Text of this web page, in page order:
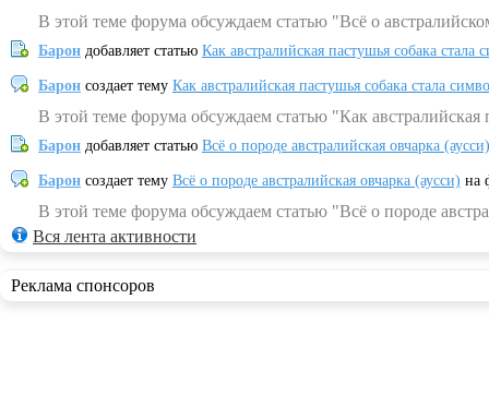
В этой теме форума обсуждаем статью "Всё о
Барон добавляет статью Как австралийская пастушья собака
Барон создает тему Как австралийская пастушья собака стала
В этой теме форума обсуждаем статью "Как
Барон добавляет статью Всё о породе австралийская овчарка (аусси)
Барон создает тему Всё о породе австралийская овчарка (аусси) на
В этой теме форума обсуждаем статью "Всё о породе
Вся лента активности
Реклама спонсоров